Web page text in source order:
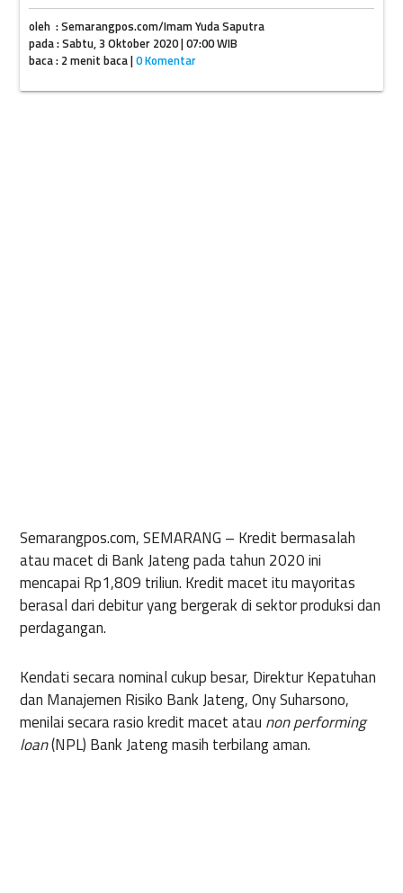
oleh : Semarangpos.com/Imam Yuda Saputra
pada : Sabtu, 3 Oktober 2020 | 07:00 WIB
baca : 2 menit baca |0 Komentar
Semarangpos.com, SEMARANG – Kredit bermasalah
atau macet di Bank Jateng pada tahun 2020 ini
mencapai Rp1,809 triliun. Kredit macet itu mayoritas
berasal dari debitur yang bergerak di sektor produksi dan
perdagangan.
Kendati secara nominal cukup besar, Direktur Kepatuhan
dan Manajemen Risiko Bank Jateng, Ony Suharsono,
menilai secara rasio kredit macet atau non performing
loan(NPL) Bank Jateng masih terbilang aman.